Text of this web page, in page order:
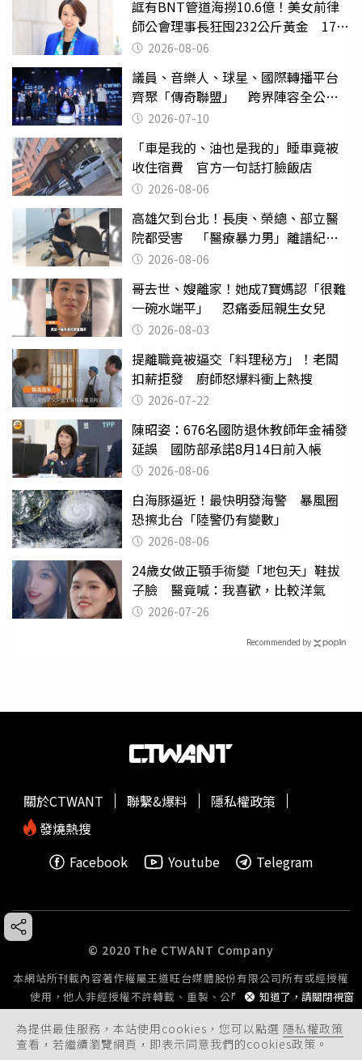
誆有BNT管道海撈10.6億！美女前律
師公會理事長狂囤232公斤黃金 17人
遭起訴
2026-08-06
議員、音樂人、球星、國際轉播平台
齊聚「傳奇聯盟」 跨界陣容全公
開 劍指亞洲新傳奇聯賽
2026-07-10
「車是我的、油也是我的」睡車竟被
收住宿費 官方一句話打臉飯店
2026-08-06
高雄欠到台北！長庚、榮總、部立醫
院都受害 「醫療暴力男」離譜紀錄
曝光2026-08-06
哥去世、嫂離家！她成7寶媽認「很難
一碗水端平」 忍痛委屈親生女兒
2026-08-03
提離職竟被逼交「料理秘方」！老闆
扣薪拒發 廚師怒爆料衝上熱搜
2026-07-22
陳昭姿：676名國防退休教師年金補發
延誤 國防部承諾8月14日前入帳
2026-08-06
白海豚逼近！最快明發海警 暴風圈
恐擦北台「陸警仍有變數」
2026-08-06
24歲女做正顎手術變「地包天」鞋拔
子臉 醫竟喊：我喜歡，比較洋氣
2026-07-26
Recommended by
為提供最佳服務，本站使用cookies，您可以點選 隱私權政策
查看，若繼續瀏覽網頁，即表示同意我們的cookies政策。
知道了，請關閉視窗
關於CTWANT 聯繫&爆料
隱私權政策
發燒熱搜
Facebook
Youtube Telegram
© 2020 The CTWANT Company
本網站所刊載內容著作權屬王道旺台媒體股份有限公司所有或經授權
使用，他人非經授權不許轉載、重製、公開播送或公開傳輸。